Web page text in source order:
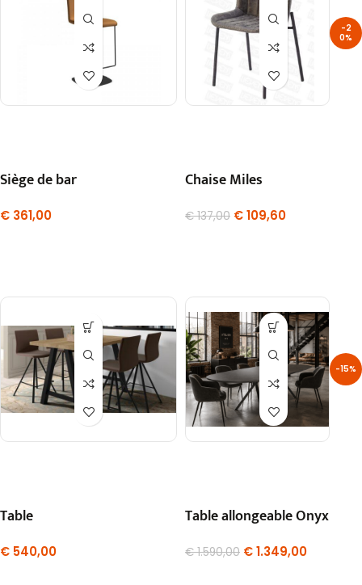
Siège de bar
€ 361,00
-2
0%
Chaise Miles
€137,00 €109,60
Table
€ 540,00
-15%
Table allongeable Onyx
€1.590,00 €1.349,00